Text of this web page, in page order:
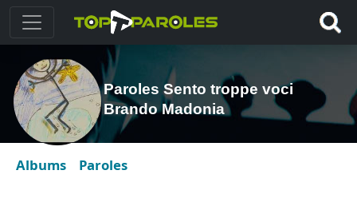
Paroles Sento troppe voci
Brando Madonia
Albums Paroles